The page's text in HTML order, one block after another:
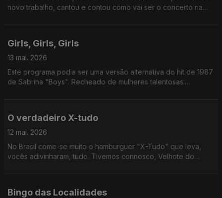
novo trabalho, cantou e contou como vai ser o concerto na
Girls, Girls, Girls
13 mai. 2026
Este programa podia ser uma versão alternativa do hit de 1987
de Sabrina "Boys". Recheado de mulheres talentosas:
O verdadeiro X-tudo
12 mai. 2026
No Brasil come-se muito o hamburguer "X-Tudo" que leva,
vocês adivinharam, tudo. Tivemos connosco, Velhote do
Bingo das Localidades